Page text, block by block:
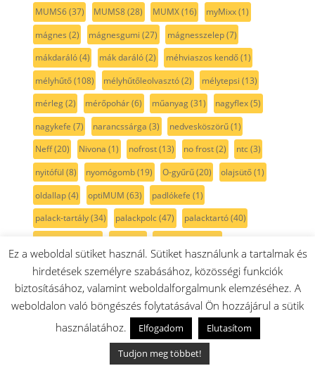
MUMS6(37) MUMS8(28) MUMX(16) myMixx(1)
mágnes (2) mágnesgumi (27) mágnesszelep(7)
mákdaráló(4) mák daráló(2) méhviaszos kendő(1)
mélyhűtő(108) mélyhűtőleolvasztó(2) mélytepsi (13)
mérleg(2) mérőpohár(6) műanyag(31) nagyflex(5)
nagykefe (7) narancssárga (3) nedvesköszörű(1)
Neff(20) Nivona (1) nofrost(13) no frost(2) ntc(3)
nyitófül (8) nyomógomb(19) O-gyűrű(20) olajsütő(1)
oldallap(4) optiMUM (63) padlókefe (1)
palack-tartály(34) palackpolc(47) palacktartó(40)
paszta(1) PB gáz(25) penge(5) perem (3) persely(2)
pezsgő szín(2) pihefogó(3) piheszűrő(3) pink(1)
(2) piros(46) pohár(8) pohártartó(1) polc(51)
polisztirol fűrész(1) Poly-v szíj
Ez a weboldal sütiket használ. Sütiket használunk a tartalmak és
hirdetések személyre szabásához, közösségi funkciók
biztosításához, valamint weboldalforgalmunk elemzéséhez. A
weboldalon való böngészés folytatásával Ön hozzájárul a sütik
használatához.
Elfogadom
Elutasítom
Tudjon meg többet!